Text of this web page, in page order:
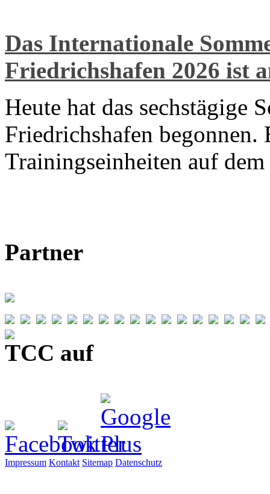
Das Internationale
Friedrichshafen 2026 ist
Heute hat das sechstägige
Friedrichshafen begonnen.
Trainingseinheiten auf
Partner
TCC auf
Impressum Kontakt Sitemap Datenschutz